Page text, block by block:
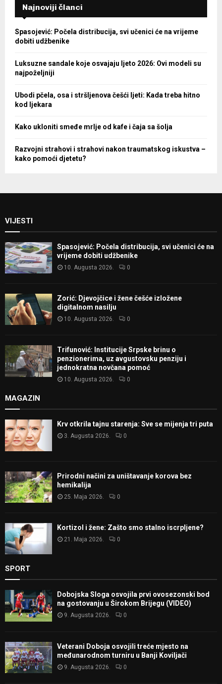
Najnoviji članci
Spasojević: Počela distribucija, svi učenici će na vrijeme
dobiti udžbenike
Luksuzne sandale koje osvajaju ljeto 2026: Ovi modeli su
najpoželjniji
Ubodi pčela, osa i stršljenova češći ljeti: Kada treba hitno
kod ljekara
Kako ukloniti smeđe mrlje od kafe i čaja sa šolja
Razvojni strahovi i strahovi nakon traumatskog iskustva –
kako pomoći djetetu?
VIJESTI
Spasojević: Počela distribucija, svi učenici će na
vrijeme dobiti udžbenike
10. Augusta 2026. 0
Zorić: Djevojčice i žene češće izložene
digitalnom nasilju
10. Augusta 2026. 0
Trifunović: Institucije Srpske brinu o
penzionerima, uz avgustovsku penziju i
jednokratna novčana pomoć
10. Augusta 2026. 0
MAGAZIN
Krv otkrila tajnu starenja: Sve se mijenja tri puta
3. Augusta 2026. 0
Prirodni načini za uništavanje korova bez
hemikalija
25. Maja 2026. 0
Kortizol i žene: Zašto smo stalno iscrpljene?
21. Maja 2026. 0
SPORT
Dobojska Sloga osvojila prvi ovosezonski bod
na gostovanju u Širokom Brijegu (VIDEO)
9. Augusta 2026. 0
Veterani Doboja osvojili treće mjesto na
međunarodnom turniru u Banji Koviljači
9. Augusta 2026. 0